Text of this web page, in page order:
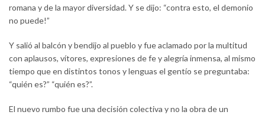
romana y de la mayor diversidad. Y se dijo: “contra esto, el demonio
no puede!”
Y salió al balcón y bendijo al pueblo y fue aclamado por la multitud
con aplausos, vítores, expresiones de fe y alegría inmensa, al mismo
tiempo que en distintos tonos y lenguas el gentío se preguntaba:
“quién es?” “quién es?”.
El nuevo rumbo fue una decisión colectiva y no la obra de un